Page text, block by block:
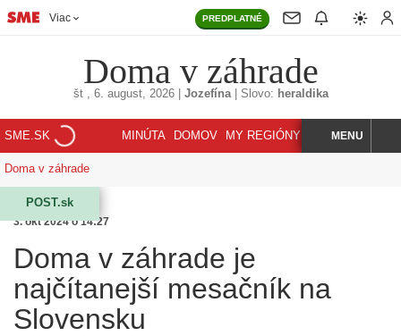
Viac PREDPLATNÉ
Doma v záhrade
št, 6. august, 2026| Jozefína| Slovo: heraldika
SME.SK MINÚTA DOMOV MY REGIÓNY KORZÁR
HĽADAJMENU
Doma v záhrade
POST.sk
3. okt 2024 o 14:27
Doma v záhrade je
najčítanejší mesačník na
Slovensku